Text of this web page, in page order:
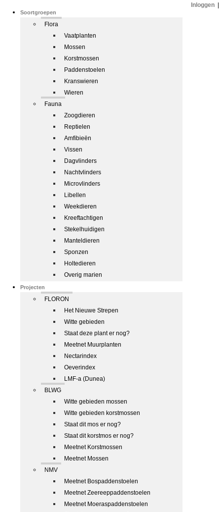
Soortgroepen
Flora
Vaatplanten
Mossen
Korstmossen
Paddenstoelen
Kranswieren
Wieren
Fauna
Zoogdieren
Reptielen
Amfibieën
Vissen
Dagvlinders
Nachtvlinders
Microvlinders
Libellen
Weekdieren
Kreeftachtigen
Stekelhuidigen
Manteldieren
Sponzen
Holtedieren
Overig marien
Projecten
FLORON
Het Nieuwe Strepen
Witte gebieden
Staat deze plant er nog?
Meetnet Muurplanten
Nectarindex
Oeverindex
LMF-a (Dunea)
BLWG
Witte gebieden mossen
Witte gebieden korstmossen
Staat dit mos er nog?
Staat dit korstmos er nog?
Meetnet Korstmossen
Meetnet Mossen
NMV
Meetnet Bospaddenstoelen
Meetnet Zeereeppaddenstoelen
Meetnet Moeraspaddenstoelen
Inloggen